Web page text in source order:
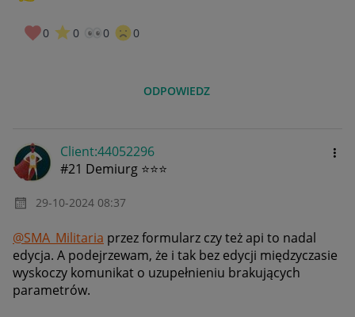
0 0 0 0
ODPOWIEDZ
Client:44052296
#21 Demiurg ⭐⭐⭐
‎29-10-2024 08:37
@SMA_Militaria przez formularz czy też api to nadal
edycja. A podejrzewam, że i tak bez edycji międzyczasie
wyskoczy komunikat o uzupełnieniu brakujących
parametrów.